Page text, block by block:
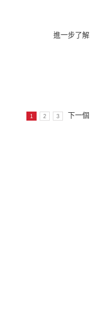
進一步了解
1 2 3 下一個